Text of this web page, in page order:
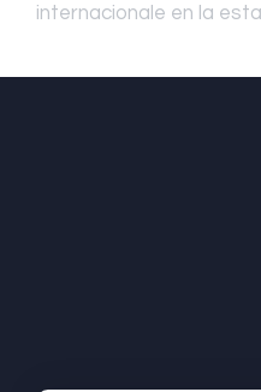
internacionale en la